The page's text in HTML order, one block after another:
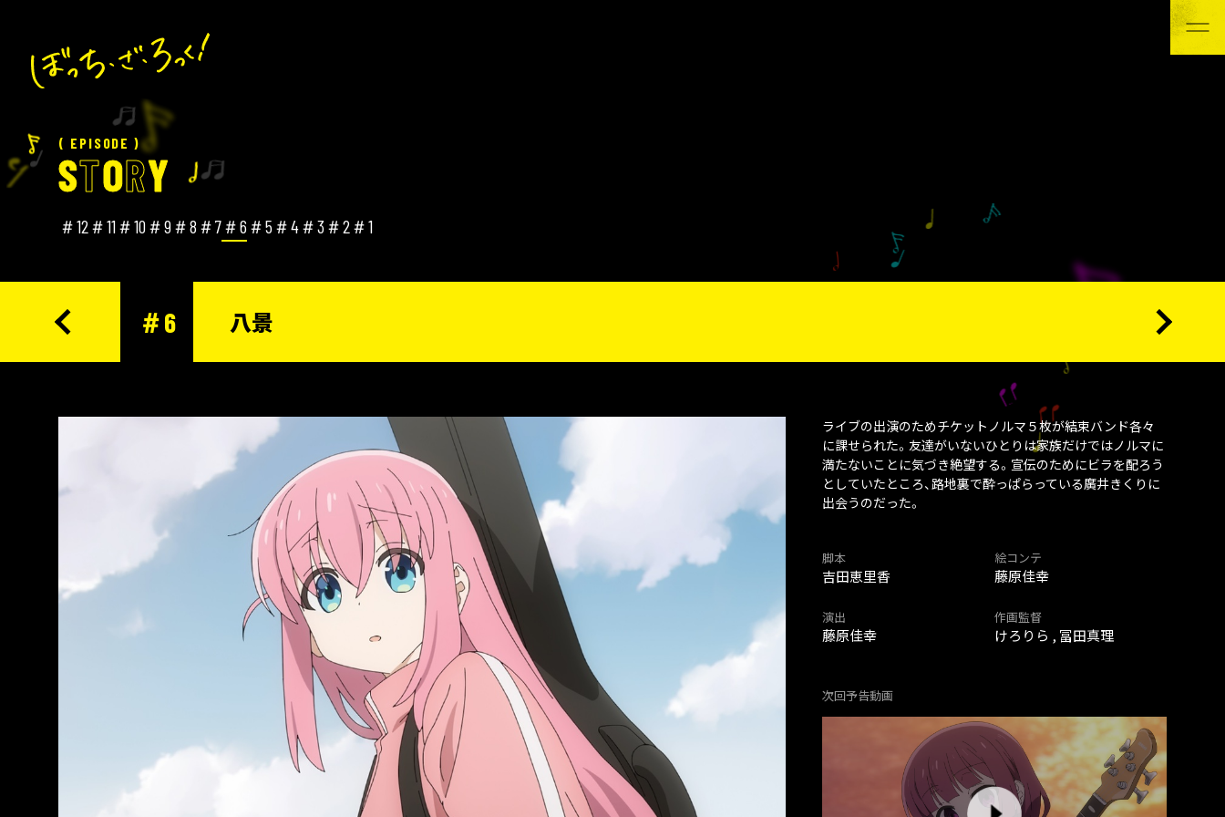
( EPISODE )
STORY
＃12＃11＃10＃9＃8 ＃7＃6 ＃5 ＃4＃3＃2＃1
＃6 八景
ライブの出演のためチケットノルマ５枚が結束バンド各々
に課せられた。友達がいないひとりは家族だけではノルマに
満たないことに気づき絶望する。宣伝のためにビラを配ろう
としていたところ、路地裏で酔っぱらっている廣井きくりに
出会うのだった。
脚本
吉田恵里香
絵コンテ
藤原佳幸
演出
藤原佳幸
作画監督
けろりら , 冨田真理
次回予告動画